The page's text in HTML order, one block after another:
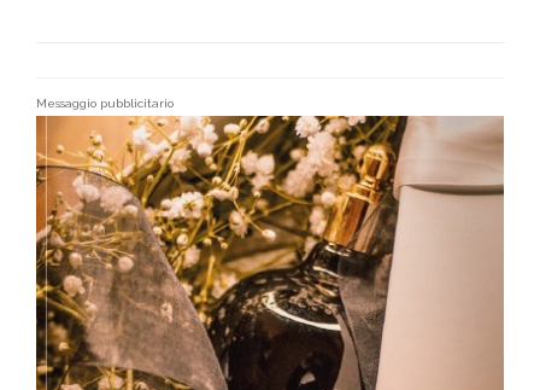
Messaggio pubblicitario